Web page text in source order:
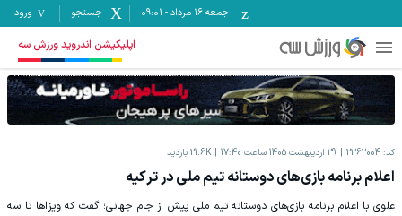
جمعه ۱۶ مرداد -
09:01 جستجو ورود
اپلیکیشن اندروید ورزش سه
کد: 2362004 29 اردیبهشت 1405 ساعت 17:40 21.6K بازدید
اعلام برنامه بازی‌های دوستانه تیم ملی در ترکیه
علوی با اعلام برنامه بازی‌های دوستانه تیم ملی پیش از جام جهانی؛ گفت که ویزاها تا سه